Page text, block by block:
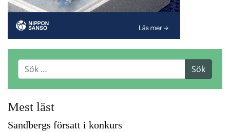
Mest läst
Sandbergs försatt i konkurs